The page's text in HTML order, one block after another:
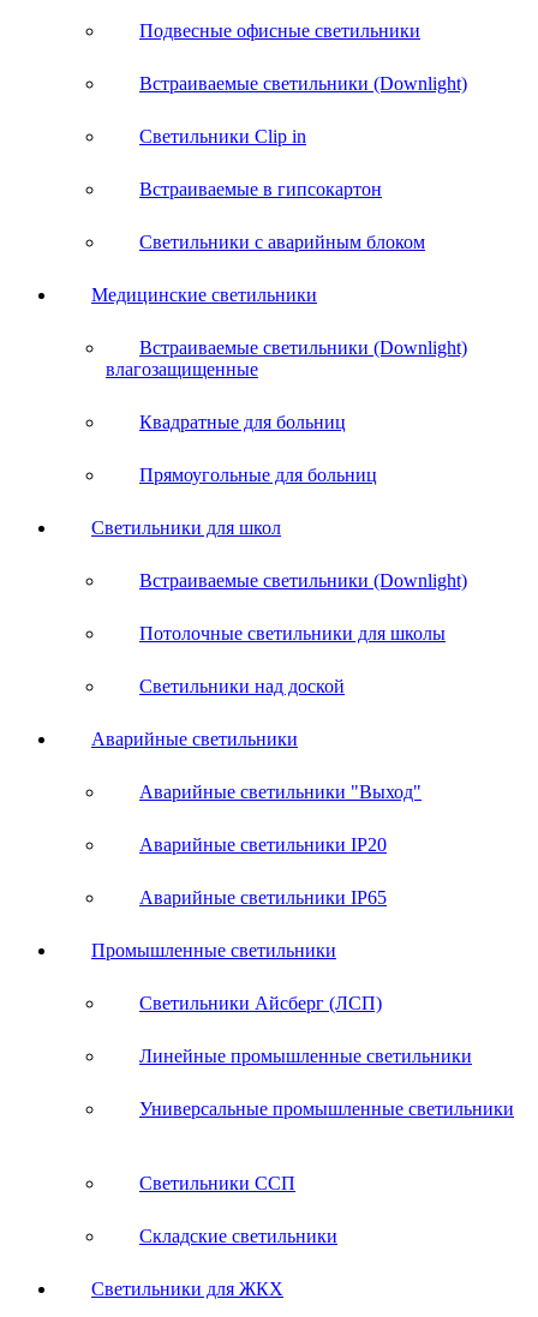
Подвесные офисные светильники
Встраиваемые светильники (Downlight)
Светильники Clip in
Встраиваемые в гипсокартон
Светильники с аварийным блоком
Медицинские светильники
Встраиваемые светильники (Downlight)
влагозащищенные
Квадратные для больниц
Прямоугольные для больниц
Светильники для школ
Встраиваемые светильники (Downlight)
Потолочные светильники для школы
Светильники над доской
Аварийные светильники
Аварийные светильники "Выход"
Аварийные светильники IP20
Аварийные светильники IP65
Промышленные светильники
Светильники Айсберг (ЛСП)
Линейные промышленные светильники
Универсальные промышленные светильники
Светильники ССП
Складские светильники
Светильники для ЖКХ